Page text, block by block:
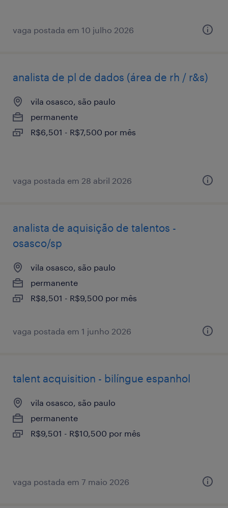
vaga postada em 10 julho 2026
analista de pl de dados (área de rh / r&s)
vila osasco, são paulo
permanente
R$6,501 - R$7,500 por mês
vaga postada em 28 abril 2026
analista de aquisição de talentos -
osasco/sp
vila osasco, são paulo
permanente
R$8,501 - R$9,500 por mês
vaga postada em 1 junho 2026
talent acquisition - bilíngue espanhol
vila osasco, são paulo
permanente
R$9,501 - R$10,500 por mês
vaga postada em 7 maio 2026